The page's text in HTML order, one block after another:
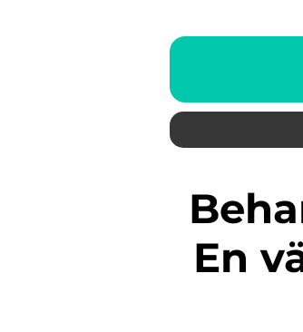
Behandlingshem för kvinnor:
En